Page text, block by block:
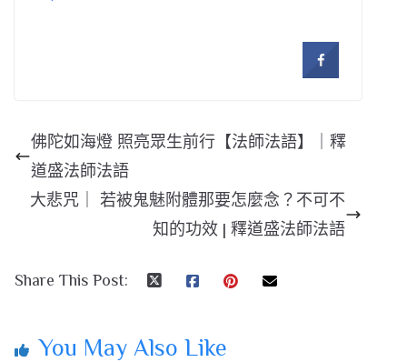
佛陀如海燈 照亮眾生前行【法師法語】｜釋
道盛法師法語
大悲咒｜ 若被鬼魅附體那要怎麼念？不可不
知的功效 | 釋道盛法師法語
Share This Post:
You May Also Like